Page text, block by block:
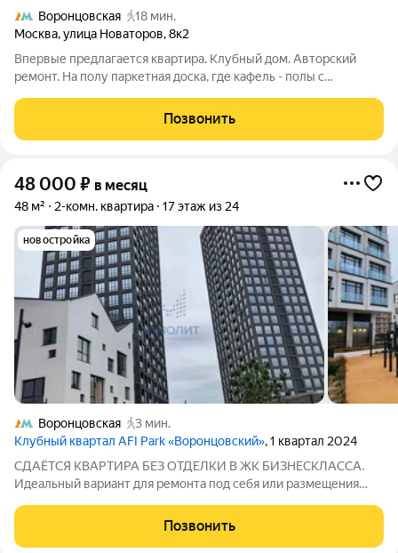
Воронцовская
18 мин.
Москва,улица Новаторов,8к2
Впервые предлагается квартира. Клубный дом. Авторский
ремонт. На полу паркетная доска, где кафель - полы с
гостиная, две спальни. Импортная мебель. Кухня встроенная,
вся бытовая техника, ПММ, СМА, в
Позвонить
48 000 ₽ в месяц
48 м² 2-комн. квартира 17 этаж из 24
новостройка
Воронцовская
3 мин.
Клубный квартал AFI Park «Воронцовский», 1 квартал 2024
СДАЁТСЯ КВАРТИРА БЕЗ ОТДЕЛКИ В ЖК БИЗНЕСКЛАССА.
Идеальный вариант для ремонта под себя или размещения
условия специально для вас: стоимость аренды фиксируется
Позвонить